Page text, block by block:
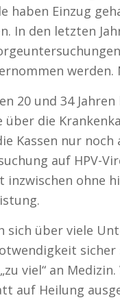
haben Einzug
In den letzten
werden.
20 und 34
über die
Kassen nur
auf HPV-
inzwischen ohne
sich über viele
viel“ an
auf Heilung